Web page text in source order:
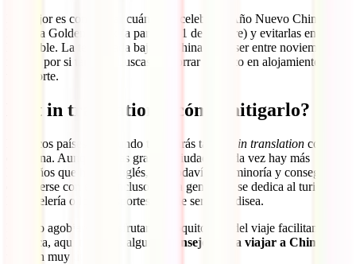
Lo mejor es comprobar cuándo se celebra el Año Nuevo Chino y la
llamada Golden Week (a partir del 1 de octubre) y evitarlas en todo
lo posible. La temporada baja en China suele ser entre noviembre y
marzo, por si también buscases ahorrar un poco en alojamiento y
transporte.
Lost in translation, ¿cómo mitigarlo?
En pocos países del mundo te sentirás tan lost in translation como
en China. Aunque en las grandes ciudades cada vez hay más
lugareños que hablan inglés, son todavía una minoría y conseguir
entenderse con ellos, incluso con la gente que se dedica al turismo,
la hostelería o los transportes, puede ser una odisea.
Para no agobiarse y disfrutar un poquito más del viaje facilitando la
logística, aquí te damos algunos
consejos para viajar a China
te serán muy útiles: